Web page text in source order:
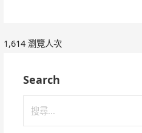
1,614 瀏覽人次
Search